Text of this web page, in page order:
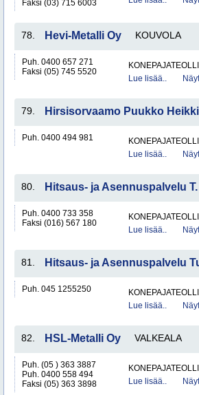
Faksi (03) 715 6003
78. Hevi-Metalli Oy KOUVOLA
Puh. 0400 657 271
Faksi (05) 745 5520
Lue lisää..
79. Hirsisorvaamo Puukko Heikki
Puh. 0400 494 981
Lue lisää..
80. Hitsaus- ja Asennuspalvelu
Puh. 0400 733 358
Faksi (016) 567 180
Lue lisää..
81. Hitsaus- ja Asennuspalvelu
Puh. 045 1255250
Lue lisää..
82. HSL-Metalli Oy VALKEALA
Puh. (05 ) 363 3887
Puh. 0400 558 494
Faksi (05) 363 3898
Lue lisää..